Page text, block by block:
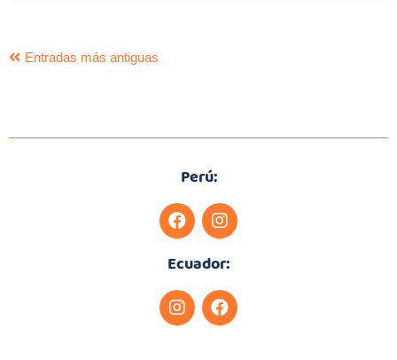
Entradas más antiguas
Perú:
Ecuador: